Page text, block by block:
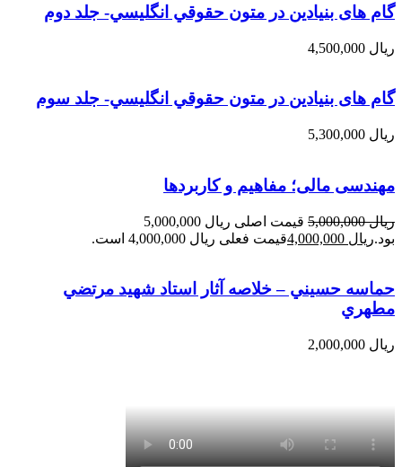
گام های بنیادین در متون حقوقي انگليسي- جلد دوم
ریال
گام های بنیادین در متون حقوقي انگليسي- جلد سوم
ریال
مهندسی مالی؛ مفاهیم و کاربردها
ریال5,000,000
قیمت اصلی ریال 5,000,000
بود.ریال قیمت فعلی ریال 4,000,000 است.
حماسه حسيني – خلاصه آثار استاد شهيد مرتضي
مطهري
ریال